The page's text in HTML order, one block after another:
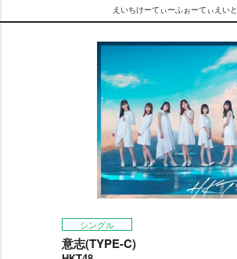
えいちけーてぃーふぉーてぃえいと
シングル
意志(TYPE-C)